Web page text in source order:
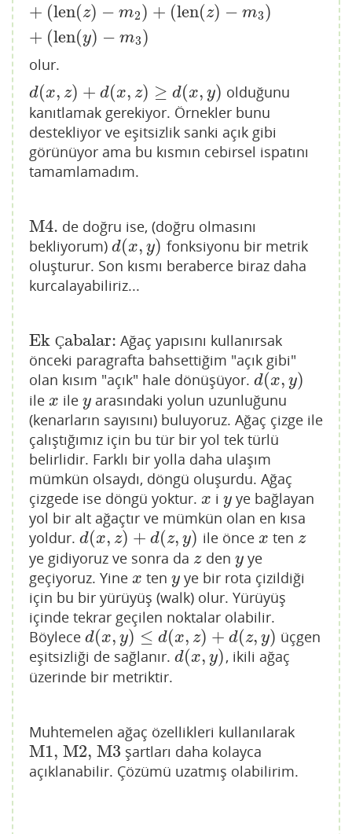
+ (len(z) − m2) + (len(z) − m3)
+ (len(y) − m3)
olur.
d(x, z) + d(x, z) ≥ d(x, y)
d(x,z) +d x,z )≥d(x y)
olduğunu
kanıtlamak gerekiyor. Örnekler bunu
destekliyor ve eşitsizlik sanki açık gibi
görünüyor ama bu kısmın cebirsel ispatını
tamamlamadım.
M4.
M4. de doğru ise, (doğru olmasını
bekliyorum) d(x, y)
d(x,y)
fonksiyonu bir metrik
oluşturur. Son kısmı beraberce biraz daha
kurcalayabiliriz...
Ek Çabalar:
Ek Çabalar:
Ağaç yapısını kullanırsak
önceki paragrafta bahsettiğim "açık gibi"
olan kısım "açık" hale dönüşüyor. d(x, y)
d(x,y)
ile x
x ile y
y arasındaki yolun uzunluğunu
(kenarların sayısını) buluyoruz. Ağaç çizge ile
çalıştığımız için bu tür bir yol tek türlü
belirlidir. Farklı bir yolla daha ulaşım
mümkün olsaydı, döngü oluşurdu. Ağaç
çizgede ise döngü yoktur. x
x i y
y ye bağlayan
yol bir alt ağaçtır ve mümkün olan en kısa
yoldur. d(x, z) + d(z, y)
d(x,z) +d z,y ) ile önce x
x ten z
z
ye gidiyoruz ve sonra da z
zden y
yye
geçiyoruz. Yine x
x ten y
y ye bir rota çizildiği
için bu bir yürüyüş (walk) olur. Yürüyüş
içinde tekrar geçilen noktalar olabilir.
Böylece d(x, y) ≤ d(x, z) + d(z, y)
d(x,y) ≤d x,z )+d(z, y)
üçgen
eşitsizliği de sağlanır. d(x, y)
d(x,y)
, ikili ağaç
üzerinde bir metriktir.
Muhtemelen ağaç özellikleri kullanılarak
M1, M2, M3
M1, M2, M3
şartları daha kolayca
açıklanabilir. Çözümü uzatmış olabilirim.